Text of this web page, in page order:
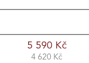
5 590 Kč
4 620 Kč